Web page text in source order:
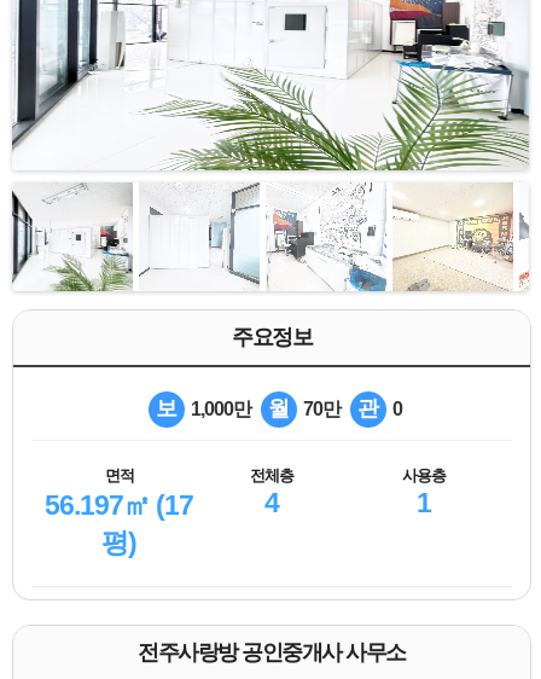
주요정보
보 1,000만 월 70만 관 0
면적
56.197㎡ (17
평)
전체층
4
사용층
1
전주사랑방 공인중개사 사무소